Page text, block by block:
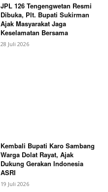
JPL 126 Tengengwetan Resmi
Dibuka, Plt. Bupati Sukirman
Ajak Masyarakat Jaga
Keselamatan Bersama
28 Juli 2026
Kembali Bupati Karo Sambang
Warga Dolat Rayat, Ajak
Dukung Gerakan Indonesia
ASRI
19 Juli 2026